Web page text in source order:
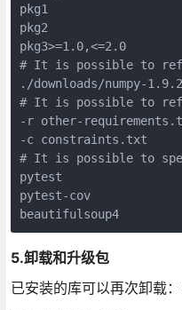
pkg1
pkg2
pkg3>=1.0,<=2.0
# It is possible to
./downloads/numpy-
# It is possible to
-r other-
-c constraints.txt
# It is possible to
pytest
pytest-cov
beautifulsoup4
5.卸载和升级包
已安装的库可以再次卸载